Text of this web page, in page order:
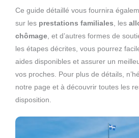
Ce guide détaillé vous fournira
sur les prestations familiales , les
chômage , et d’autres formes de
les étapes décrites, vous pourrez
aides disponibles et assurer un
vos proches. Pour plus de détails,
notre page et à découvrir toutes les
disposition.